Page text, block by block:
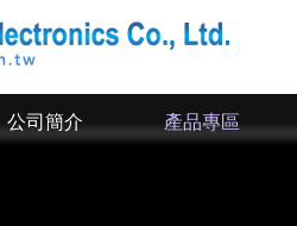
公司簡介 產品專區